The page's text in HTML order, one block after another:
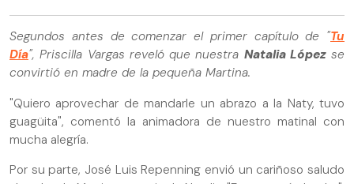
Segundos antes de comenzar el primer capítulo de "Tu
Día", Priscilla Vargas reveló que nuestra Natalia Lópezse
convirtió en madre de la pequeña Martina.
"Quiero aprovechar de mandarle un abrazo a la Naty, tuvo
guagüita", comentó la animadora de nuestro matinal con
mucha alegría.
Por su parte, José Luis Repenning envió un cariñoso saludo